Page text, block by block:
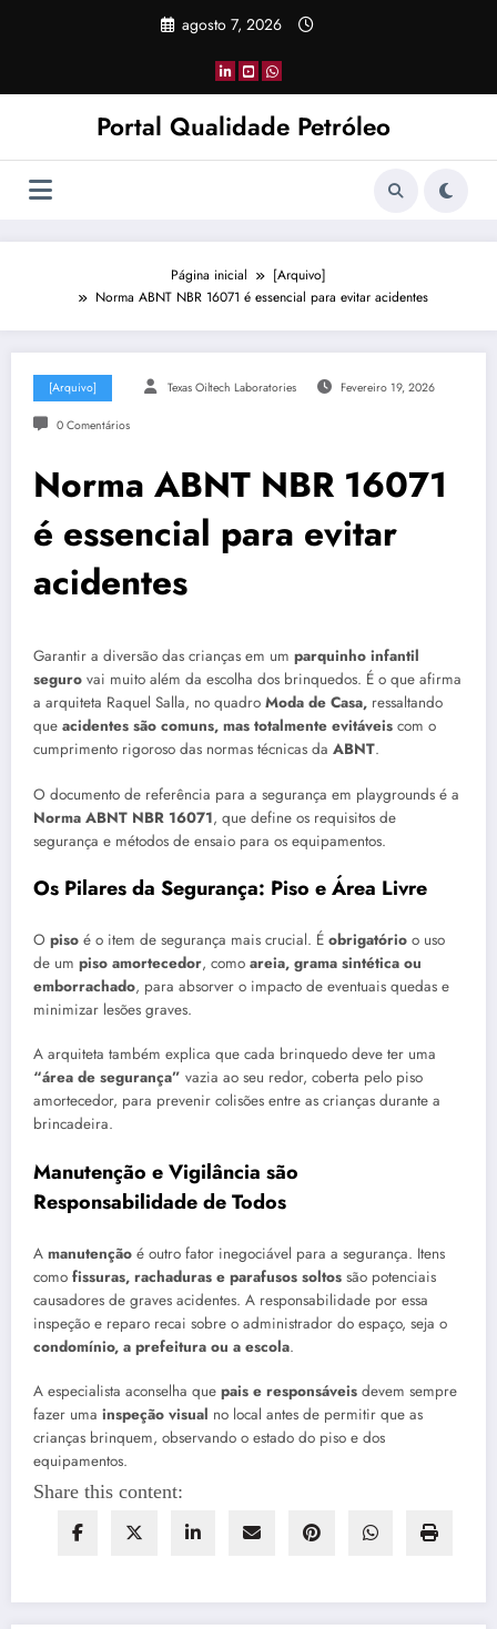
agosto 7, 2026
Portal Qualidade Petróleo
Página inicial
[Arquivo]
Norma ABNT NBR 16071 é essencial para evitar acidentes
[Arquivo] Texas Oiltech Laboratories Fevereiro 19, 2026
0 Comentários
Norma ABNT NBR 16071
é essencial para evitar
acidentes
Garantir a diversão das crianças em um parquinho infantil
seguro vai muito além da escolha dos brinquedos. É o que afirma
a arquiteta Raquel Salla, no quadro Moda de Casa, ressaltando
que acidentes são comuns, mas totalmente evitáveis com o
cumprimento rigoroso das normas técnicas da ABNT.
O documento de referência para a segurança em playgrounds é a
Norma ABNT NBR 16071, que define os requisitos de
segurança e métodos de ensaio para os equipamentos.
Os Pilares da Segurança: Piso e Área Livre
O piso é o item de segurança mais crucial. É obrigatório o uso
de um piso amortecedor, como areia, grama sintética ou
emborrachado, para absorver o impacto de eventuais quedas e
minimizar lesões graves.
A arquiteta também explica que cada brinquedo deve ter uma
“área de segurança” vazia ao seu redor, coberta pelo piso
amortecedor, para prevenir colisões entre as crianças durante a
brincadeira.
Manutenção e Vigilância são
Responsabilidade de Todos
A manutenção é outro fator inegociável para a segurança. Itens
como fissuras, rachaduras e parafusos soltos são potenciais
causadores de graves acidentes. A responsabilidade por essa
inspeção e reparo recai sobre o administrador do espaço, seja o
condomínio, a prefeitura ou a escola.
A especialista aconselha que pais e responsáveis devem sempre
fazer uma inspeção visual no local antes de permitir que as
crianças brinquem, observando o estado do piso e dos
equipamentos.
Share this content: